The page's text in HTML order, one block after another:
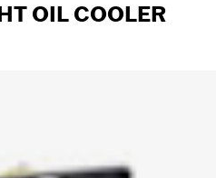
OIL COOLER